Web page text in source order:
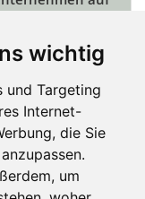
wichtig
und Targeting
Internet-
die Sie
um